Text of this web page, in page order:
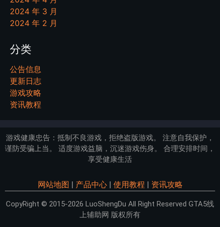
2024 年 3 月
2024 年 2 月
分类
公告信息
更新日志
游戏攻略
资讯教程
游戏健康忠告：抵制不良游戏，拒绝盗版游戏。 注意自我保护，
谨防受骗上当。 适度游戏益脑，沉迷游戏伤身。 合理安排时间，
享受健康生活
网站地图 产品中心| 使用教程 资讯攻略
CopyRight © 2015-2026 LuoShengDu All Right Reserved GTA5线
上辅助网 版权所有